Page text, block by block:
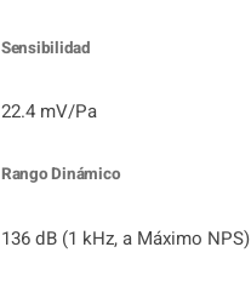
Sensibilidad
22.4 mV/Pa
Rango Dinámico
136 dB (1 kHz, a Máximo NPS)